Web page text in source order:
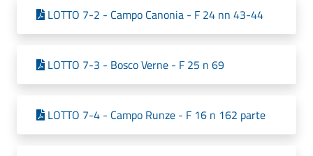
LOTTO 7-2 - Campo Canonia - F 24 nn 43-44
LOTTO 7-3 - Bosco Verne - F 25 n 69
LOTTO 7-4 - Campo Runze - F 16 n 162 parte